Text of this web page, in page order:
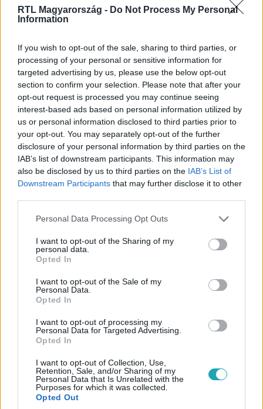
RTL Magyarország - Do Not Process My Personal
Information
If you wish to opt-out of the sale, sharing to third parties, or
processing of your personal or sensitive information for
targeted advertising by us, please use the below opt-out
section to confirm your selection. Please note that after your
opt-out request is processed you may continue seeing
interest-based ads based on personal information utilized by
us or personal information disclosed to third parties prior to
your opt-out. You may separately opt-out of the further
disclosure of your personal information by third parties on the
IAB’s list of downstream participants. This information may
also be disclosed by us to third parties on the IAB’s List of
Downstream Participants that may further disclose it to other
Please note that this website/app uses one or more Google
not limited to your visit or usage behaviour. You may click to
grant or deny consent to Google and its third-party tags to
use your data for below specified purposes in below Google
consent section.
Personal Data Processing Opt Outs
I want to opt-out of the Sharing of my
personal data.
Opted In
I want to opt-out of the Sale of my
Personal Data.
Opted In
I want to opt-out of processing my
Personal Data for Targeted Advertising.
Opted In
I want to opt-out of Collection, Use,
Retention, Sale, and/or Sharing of my
Personal Data that Is Unrelated with the
Purposes for which it was collected.
Opted Out
a sztároknak. De szerencsére Balázs is besegített...
Gyertek át! – A Sztárvetélkedő
2016. december 23. 21:40
Szabó Zsófi, Fördős Zé és Dombóvári István "H" betűs
szavakkal gyűjtött pénzt csapatkapitányuknak. Lássuk,
hogy mennyit sikerült!